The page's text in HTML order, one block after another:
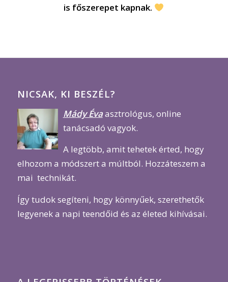
is főszerepet kapnak.
NICSAK, KI BESZÉL?
Mády Évaasztrológus, online
tanácsadó vagyok.
A legtöbb, amit tehetek érted, hogy
elhozom a módszert a múltból. Hozzáteszem a
mai technikát.
Így tudok segíteni, hogy könnyűek, szerethetők
legyenek a napi teendőid és az életed kihívásai.